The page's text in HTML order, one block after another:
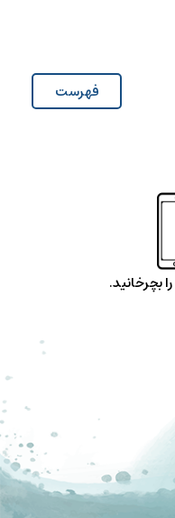
فهرست
بچرخانید.